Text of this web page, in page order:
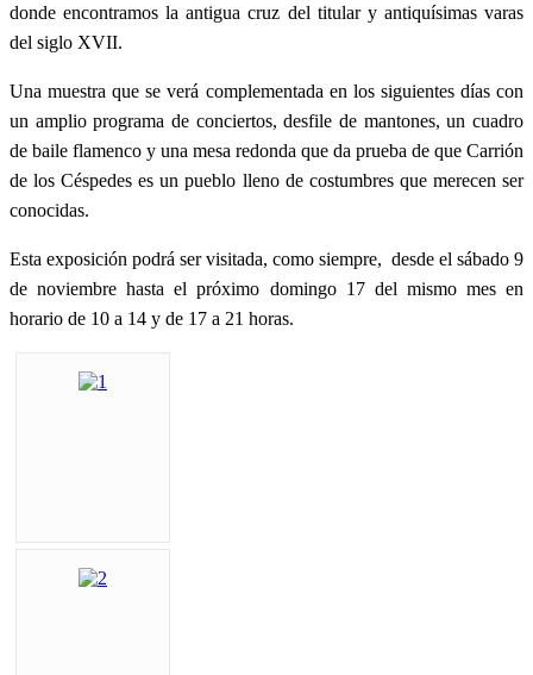
donde encontramos la antigua cruz del titular y antiquísimas varas
del siglo XVII.
Una muestra que se verá complementada en los siguientes días con
un amplio programa de conciertos, desfile de mantones, un cuadro
de baile flamenco y una mesa redonda que da prueba de que Carrión
de los Céspedes es un pueblo lleno de costumbres que merecen ser
conocidas.
Esta exposición podrá ser visitada, como siempre, desde el sábado 9
de noviembre hasta el próximo domingo 17 del mismo mes en
horario de 10 a 14 y de 17 a 21 horas.